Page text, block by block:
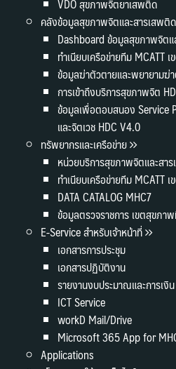
คลังข้อมูลสุขภาพจิตและสารเสพติด
Dashboard ข้อมูลสุขภาพจิตแ
ทำเนียบเครือข่ายทีม MCATT
ข้อมูลฆ่าตัวตายและพยายามฆ่
การเข้าถึงบริการสุขภาพจิต
ข้อมูลเพื่อตอบสนอง Service
และจิตเวช HDC V4.0
ทรัพยากรและเครือข่าย
หน่วยบริการสุขภาพจิตและสา
ทำเนียบเครือข่ายทีม MCATT
DATA CATALOG MHC7
ข้อมูลตรวจราชการ เขตสุขภา
E-Service สำหรับเจ้าหน้าที่
เอกสารการประชุม
เอกสารปฏิบัติงาน
รายงานงบประมาณและการเ
ICT Service
workD Mail/Drive
Microsoft 365 App for
Applications